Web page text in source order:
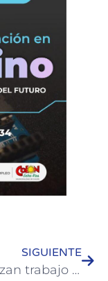
SIGUIENTE
Se realizan trabajo en las calles de Colón, mantenimiento y limpieza